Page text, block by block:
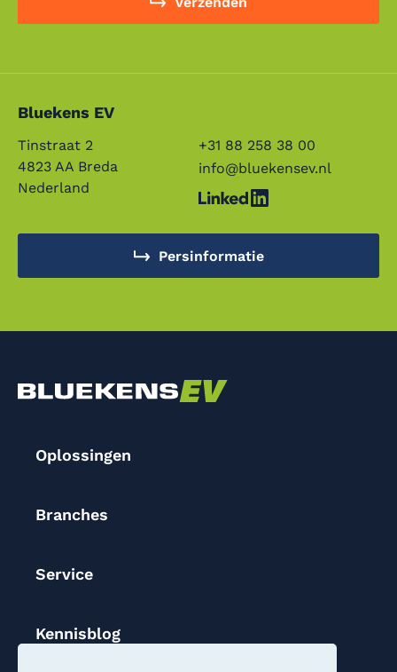
Bluekens EV
Tinstraat 2
4823 AA Breda
Nederland
+31 88 258 38 00
info@bluekensev.nl
Persinformatie
Oplossingen
Branches
Service
Kennisblog